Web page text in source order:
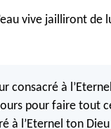
vive jailliront de
consacré à
pour faire tout
à l’Eternel ton